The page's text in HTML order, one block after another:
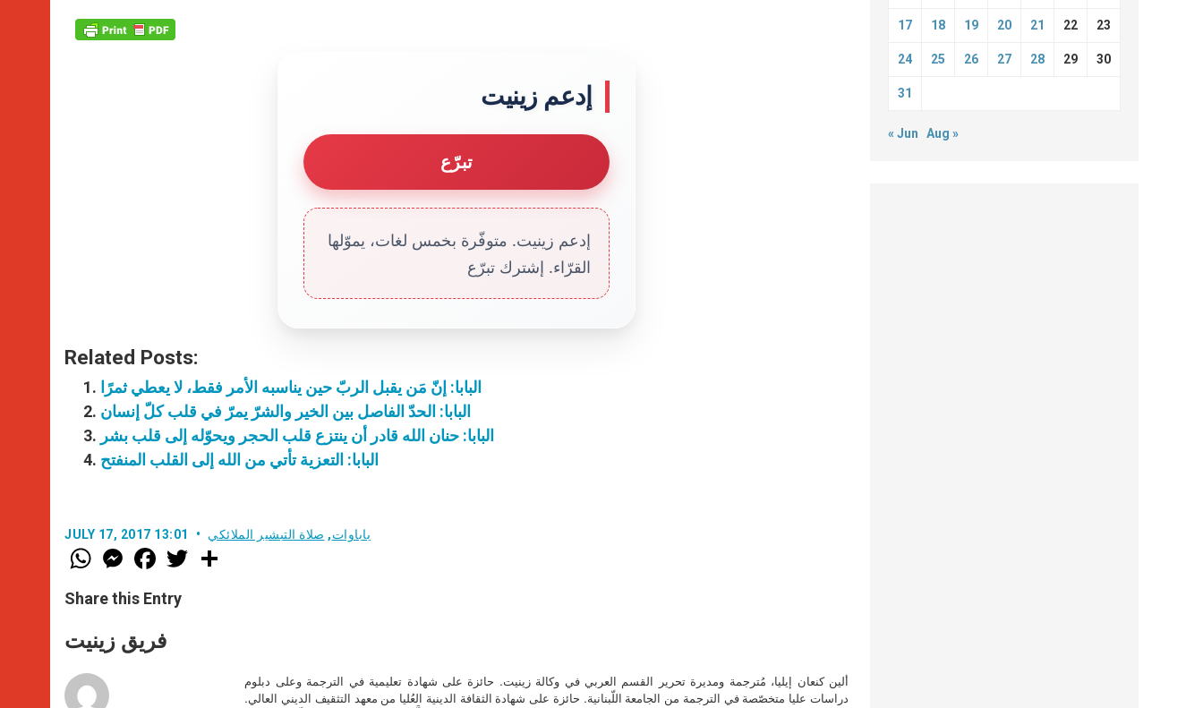
إدعم زينيت
تبرّع
إدعم زينيت. متوفّرة بخمس لغات، يموّلها
القرّاء. إشترك تبرّع
Related Posts:
البابا: إنّ مَن يقبل الربّ حين يناسبه الأمر فقط، لا يعطي ثمرًا
البابا: الحدّ الفاصل بين الخير والشرّ يمرّ في قلب كلّ إنسان
البابا: حنان الله قادر أن ينتزع قلب الحجر ويحوّله إلى قلب بشر
البابا: التعزية تأتي من الله إلى القلب المنفتح
JULY 17, 2017 13:01 باباوات, صلاة التبشير الملائكي
W
h
t
s
p
p
M
e
s
e
g
e
F
a
e
b
o
k
w
Share this Entry
فريق زينيت
ألين كنعان إيليا، مُترجمة ومديرة تحرير القسم العربي في وكالة زينيت. حائزة على شهادة تعليمية في الترجمة وعلى دبلوم
دراسات عليا متخصّصة في الترجمة من الجامعة اللّبنانية. حائزة على شهادة الثقافة الدينية العُليا من معهد التثقيف الديني العالي.
17 18 19 20 21 22 23
24 25 26 27 28 29 30
31
« Jun Aug »